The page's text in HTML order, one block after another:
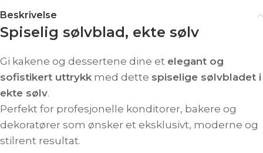
Beskrivelse
Spiselig sølvblad, ekte sølv
Gi kakene og dessertene dine et elegant og
sofistikert uttrykk med dette spiselige sølvbladet i
ekte sølv.
Perfekt for profesjonelle konditorer, bakere og
dekoratører som ønsker et eksklusivt, moderne og
stilrent resultat.